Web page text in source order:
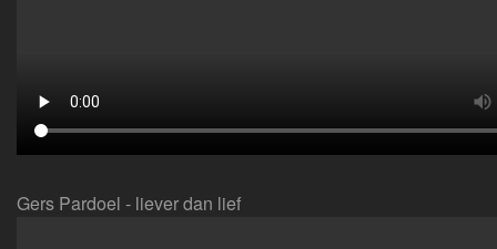
Gers Pardoel - liever dan lief